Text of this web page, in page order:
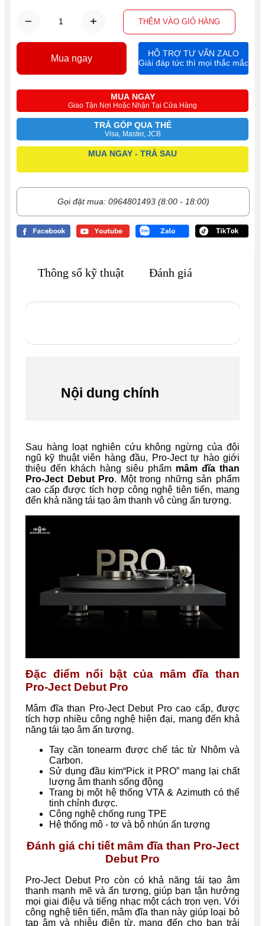
THÊM VÀO GIỎ HÀNG
MUA NGAY
Giao Tận Nơi Hoặc Nhận Tại Cửa Hàng
TRẢ GÓP QUA THẺ
Visa, Master, JCB
MUA NGAY - TRẢ SAU
Gọi đặt mua: 0964801493 (8:00 - 18:00)
Mua ngay
HỖ TRỢ TƯ VẤN ZALO
Giải đáp tức thì mọi thắc mắc
Thông số kỹ thuật Đánh giá
Nội dung chính
Sau hàng loạt nghiên cứu không ngừng của đội
ngũ kỹ thuật viên hàng đầu, Pro-Ject tự hào giới
thiệu đến khách hàng siêu phẩm mâm đĩa than
Pro-Ject Debut Pro. Một trong những sản phẩm
cao cấp được tích hợp công nghệ tiên tiến, mang
đến khả năng tái tạo âm thanh vô cùng ấn tượng.
Đặc điểm nổi bật của mâm đĩa than
Pro-Ject Debut Pro
Mâm đĩa than Pro-Ject Debut Pro cao cấp, được
tích hợp nhiều công nghệ hiện đại, mang đến khả
năng tái tạo âm ấn tượng.
Tay cần tonearm được chế tác từ Nhôm và
Carbon.
Sử dụng đầu kim“Pick it PRO” mang lại chất
lượng âm thanh sống động
Trang bị một hệ thống VTA & Azimuth có thể
tinh chỉnh được.
Công nghệ chống rung TPE
Hệ thống mô - tơ và bộ nhún ấn tượng
Đánh giá chi tiết mâm đĩa than Pro-Ject
Debut Pro
Pro-Ject Debut Pro còn có khả năng tái tạo âm
thanh mạnh mẽ và ấn tượng, giúp bạn tận hưởng
mọi giai điệu và tiếng nhạc một cách trọn vẹn. Với
công nghệ tiên tiến, mâm đĩa than này giúp loại bỏ
tạp âm và nhiễu điện từ, mang đến cho bạn trải